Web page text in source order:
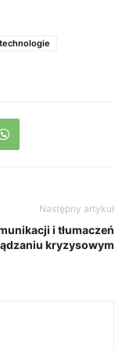
technologie
Następny artykuł
i tłumaczeń
kryzysowym